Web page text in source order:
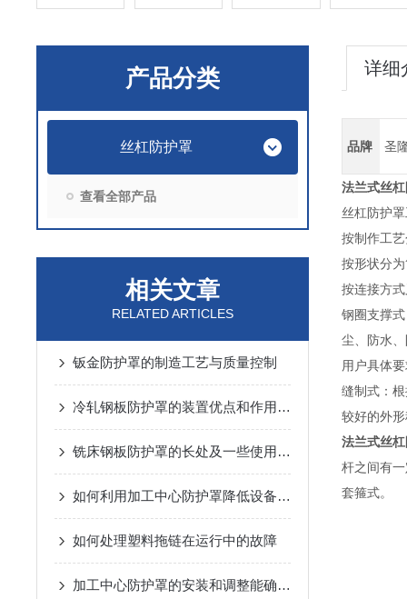
产品分类
丝杠防护罩
查看全部产品
相关文章
RELATED ARTICLES
钣金防护罩的制造工艺与质量控制
冷轧钢板防护罩的装置优点和作用说明
铣床钢板防护罩的长处及一些使用小常识
如何利用加工中心防护罩降低设备损耗？
如何处理塑料拖链在运行中的故障
加工中心防护罩的安装和调整能确保有效的防护效果
详细
品牌 圣
法兰式丝
丝杠防护
按制作工
按形状分
按连接方
钢圈支撑
尘、防水
用户具体
缝制式：
较好的外
法兰式丝
杆之间有
套箍式。